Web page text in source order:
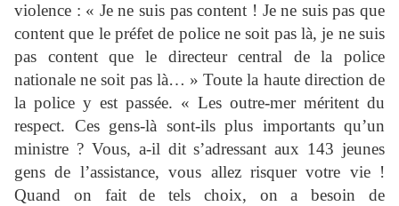
violence : « Je ne suis pas content ! Je ne suis pas que
content que le préfet de police ne soit pas là, je ne suis
pas content que le directeur central de la police
nationale ne soit pas là… » Toute la haute direction de
la police y est passée. « Les outre-mer méritent du
respect. Ces gens-là sont-ils plus importants qu’un
ministre ? Vous, a-il dit s’adressant aux 143 jeunes
gens de l’assistance, vous allez risquer votre vie !
Quand on fait de tels choix, on a besoin de